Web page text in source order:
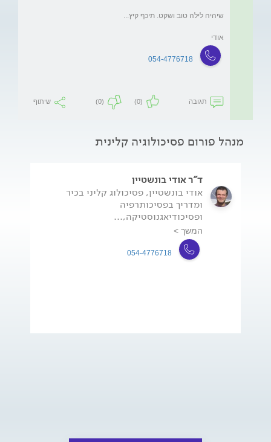
אודי
054-4776718
תגובה (0)
(0) שיתוף
מנהל פורום פסיכולוגיה קלינית
ד"ר אודי בונשטיין
אודי בונשטיין, פסיכולוג קליני בכיר
ומדריך בפסיכותרפיה
ופסיכודיאגנוסטיקה,...
המשך >
054-4776718